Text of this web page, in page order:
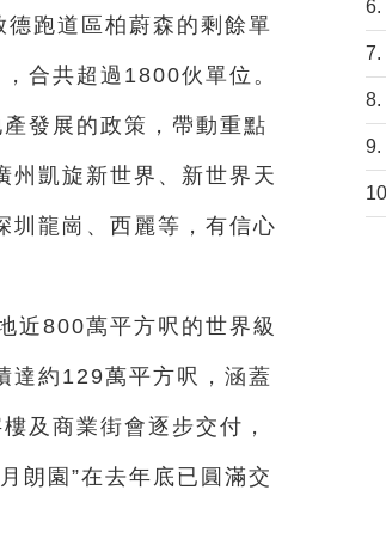
跑道區柏蔚森的剩餘單
合共超過1800伙單位。
發展的政策，帶動重點
州凱旋新世界、新世界天
圳龍崗、西麗等，有信心
近800萬平方呎的世界級
約129萬平方呎，涵蓋
及商業街會逐步交付，
朗園”在去年底已圓滿交